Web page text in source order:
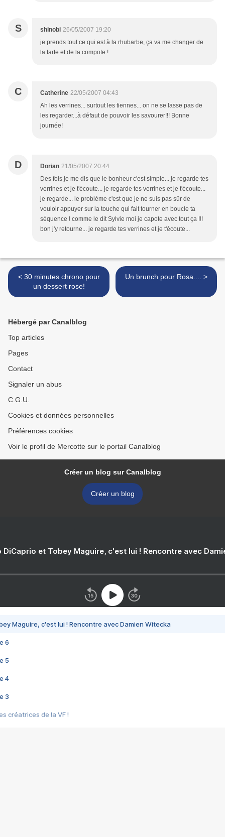
S shinobi 26/05/2007 19:20
je prends tout ce qui est à la rhubarbe, ça va me changer de
la tarte et de la compote !
C Catherine 22/05/2007 04:43
Ah les verrines... surtout les tiennes... on ne se lasse pas de
les regarder...à défaut de pouvoir les savourer!!! Bonne
journée!
D Dorian 21/05/2007 20:44
Des fois je me dis que le bonheur c'est simple... je regarde tes
verrines et je t'écoute... je regarde tes verrines et je t'écoute...
je regarde... le problème c'est que je ne suis pas sûr de
vouloir appuyer sur la touche qui fait tourner en boucle ta
séquence ! comme le dit Sylvie moi je capote avec tout ça !!!
bon j'y retourne... je regarde tes verrines et je t'écoute...
< 30 minutes chrono pour
un dessert rose!
Un brunch pour Rosa.... >
Hébergé par Canalblog
Top articles
Pages
Contact
Signaler un abus
C.G.U.
Cookies et données personnelles
Préférences cookies
Voir le profil de Mercotte sur le portail Canalblog
Créer un blog sur Canalblog
Créer un blog
DiCaprio et Tobey Maguire, c'est lui ! Rencontre avec
Maguire, c'est lui ! Rencontre avec Damien Witecka
6
5
4
3
créatrices de la VF !